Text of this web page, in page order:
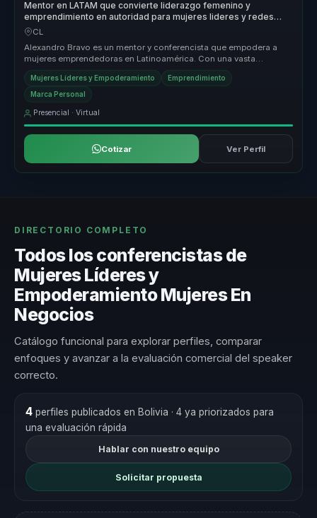
Mentor en LATAM que convierte liderazgo femenino y
emprendimiento en autoridad para mujeres lideres y redes
empresariales.
CL
Alexandro Bravo es un mentor y conferencista que empodera a
mujeres emprendedoras en Latinoamérica. Con una vasta
experiencia y formación...
Mujeres Líderes y Empoderamiento Emprendimiento
Marca Personal
Presencial · Virtual
Cotizar Ver Perfil
DIRECTORIO COMPLETO
Todos los conferencistas de
Mujeres Líderes y
Empoderamiento Mujeres En
Negocios
Catálogo funcional para explorar perfiles, comparar
enfoques y avanzar a la evaluación comercial del speaker
correcto.
4perfiles publicados en Bolivia · 4 ya priorizados para
una evaluación rápida
Hablar con nuestro equipo
Solicitar propuesta